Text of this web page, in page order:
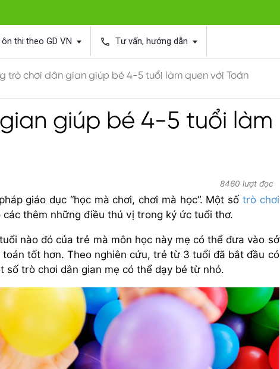
thi theo GD VN phone Tư vấn, hướng dẫn
trò chơi dân gian giúp bé 4-5 tuổi làm quen với Toán
giúp bé 4-5 tuổi làm
8460 lượt đọc
giáo dục “học mà chơi, chơi mà học”. Một số trò chơi
thêm những điều thú vị trong ký ức tuổi thơ.
nào đó của trẻ mà môn học này mẹ có thể đưa vào sở
tốt hơn. Theo nghiên cứu, trẻ từ 3 tuổi đã bắt đầu có
số trò chơi dân gian mẹ có thể dạy bé từ nhỏ.